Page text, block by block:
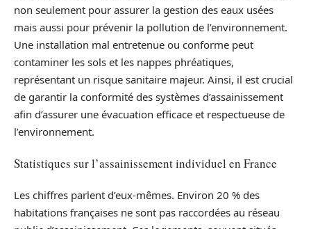
non seulement pour assurer la gestion des eaux usées
mais aussi pour prévenir la pollution de l’environnement.
Une installation mal entretenue ou conforme peut
contaminer les sols et les nappes phréatiques,
représentant un risque sanitaire majeur. Ainsi, il est crucial
de garantir la conformité des systèmes d’assainissement
afin d’assurer une évacuation efficace et respectueuse de
l’environnement.
Statistiques sur l’assainissement individuel en France
Les chiffres parlent d’eux-mêmes. Environ 20 % des
habitations françaises ne sont pas raccordées au réseau